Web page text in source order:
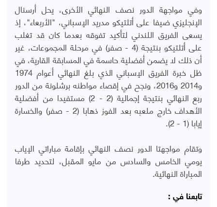
وفي مواجهة الدور نصف النهائي الأخرى، يحل أرسنال
الإنجليزي ضيفا على أتلتيكو مدريد الإسباني، "الأربعاء"، إذ
يسعى الفريق اللندني لتأكيد تفوقه بعدما كان قد تغلب
على أتلتيكو بنتيجة (4 - صفر) في مرحلة المجموعات، غير
أن ذلك لا يضمن أفضلية حاسمة في المسابقة القارية، في
ظل خبرة الفريق الإسباني الذي بلغ النهائي أعوام 1974
و2014 و2016، ونجح في إقصاء مواطنه برشلونة من الدور
ربع النهائي بنتيجة إجمالية (2 - 2) مستفيدا من أفضلية
الأهداف خارج ملعبه بعد الفوز ذهابا (2 - صفر) والخسارة
إيابا (1 - 2).
وتقام مواجهتا الدور نصف النهائي بإقامة مباراتي الإياب
يومي الخامس والسادس من مايو المقبل، لتحديد طرفا
المباراة النهائية.
تابعنا في :